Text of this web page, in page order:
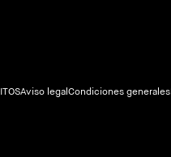
Aviso legal Condiciones generales